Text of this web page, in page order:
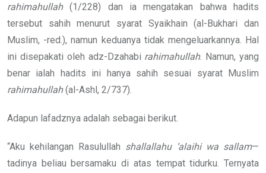
rahimahullah(1/228) dan ia mengatakan bahwa hadits
tersebut sahih menurut syarat Syaikhain (al-Bukhari dan
Muslim, -red.), namun keduanya tidak mengeluarkannya. Hal
ini disepakati oleh adz-Dzahabi rahimahullah. Namun, yang
benar ialah hadits ini hanya sahih sesuai syarat Muslim
rahimahullah(al-Ashl, 2/737).
Adapun lafadznya adalah sebagai berikut.
“Aku kehilangan Rasulullah shallallahu ‘alaihi wa sallam—
tadinya beliau bersamaku di atas tempat tidurku. Ternyata